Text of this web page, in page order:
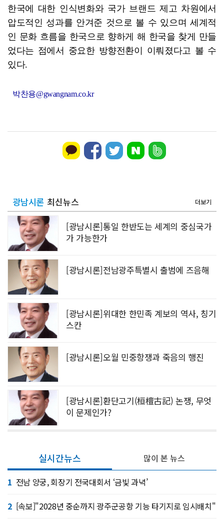
한국에 대한 인식변화와 국가 브랜드 제고 차원에서
압도적인 성과를 안겨준 것으로 볼 수 있으며 세계적
인 문화 흐름을 한국으로 향하게 해 한국을 찾게 만들
었다는 점에서 중요한 방향전환이 이뤄졌다고 볼 수
있다.
박찬용@gwangnam.co.kr
광남시론 최신뉴스 더보기
[광남시론]통일 한반도는 세계의 중심국가
가 가능한가
[광남시론]전남광주특별시 출범에 즈음해
[광남시론]위대한 한민족 계보의 역사, 칭기
스칸
[광남시론]오월 민중항쟁과 죽음의 행진
[광남시론]환단고기(桓檀古記) 논쟁, 무엇
이 문제인가?
실시간뉴스
1 전남 양궁, 회장기 전국대회서 ‘금빛 과녁’
2 [속보]"2028년 중순까지 광주군공항 기능 타기지로 임시배치"
많이 본 뉴스